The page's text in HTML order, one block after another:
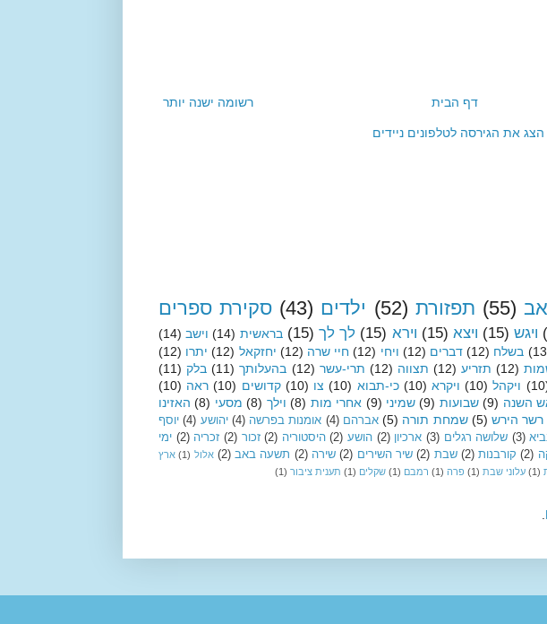
רשומה ישנה יותר דף הבית
הצג את הגירסה לטלפונים ניידים
(55) תפזורת (52) ילדים (43) סקירת ספרים
ויגש (15) ויצא (15) וירא (15) לך לך (15) בראשית (14) וישב (14)
בשלח (12) דברים (12) ויחי (12) חיי שרה (12) יחזקאל (12) יתרו (12)
(12) תזריע (12) תצווה (12) תרי-עשר (12) בהעלותך (11) בלק (11)
ויקהל (10) ויקרא (10) כי-תבוא (10) צו (10) קדושים (10) ראה (10)
השנה (9) שבועות (9) שמיני (9) אחרי מות (8) וילך (8) מסעי (8) האזינו
רשר הירש (5) שמחת תורה (5) אברהם (4) אומנות בפרשה (4) יהושע (4) יוסף
(3) שלושה רגלים (3) ארכיון (2) הושע (2) היסטוריה (2) זכור (2) זכריה (2) ימי
(2) קורבנות (2) שבת (2) שיר השירים (2) שירה (2) תשעה באב (2) אלול (1) ארץ
(1) עלוני שבת (1) פרה (1) רמבם (1) שקלים (1) תענית ציבור (1)